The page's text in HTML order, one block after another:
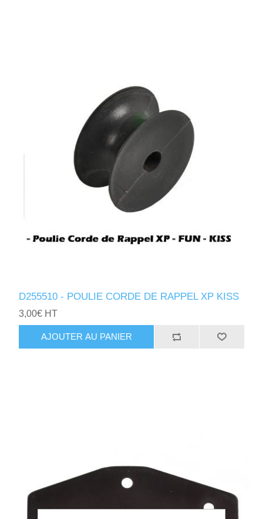
D255510 - POULIE CORDE DE RAPPEL XP KISS
3,00€ HT
AJOUTER AU PANIER